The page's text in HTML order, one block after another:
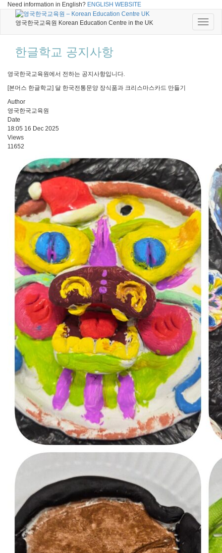
Need information in English? ENGLISH WEBSITE
Toggle
영국한국교육원 Korean Education Centre in the UK
한글학교 공지사항
영국한국교육원에서 전하는 공지사항입니다.
[본머스 한글학교] 달 한국전통문양 장식품과 크리스마스카드 만들기
Author
영국한국교육원
Date
18:05 16 Dec 2025
Views
11652